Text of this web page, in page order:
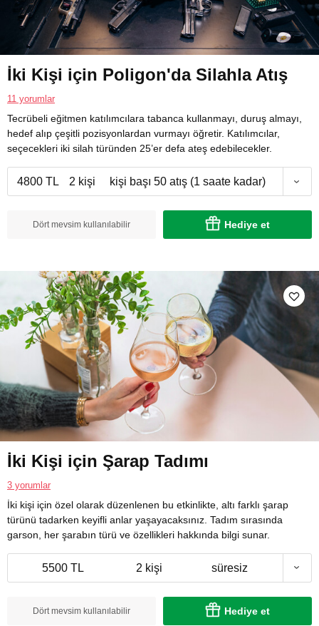
İki Kişi için Poligon'da Silahla Atış
11 yorumlar
Tecrübeli eğitmen katılımcılara tabanca kullanmayı, duruş almayı,
hedef alıp çeşitli pozisyonlardan vurmayı öğretir. Katılımcılar,
seçecekleri iki silah türünden 25’er defa ateş edebilecekler.
4800 TL 2 kişi kişi başı 50 atış (1 saate kadar)
Dört mevsim kullanılabilir Hediye et
İki Kişi için Şarap Tadımı
3 yorumlar
İki kişi için özel olarak düzenlenen bu etkinlikte, altı farklı şarap
türünü tadarken keyifli anlar yaşayacaksınız. Tadım sırasında
garson, her şarabın türü ve özellikleri hakkında bilgi sunar.
5500 TL 2 kişi süresiz
Dört mevsim kullanılabilir Hediye et